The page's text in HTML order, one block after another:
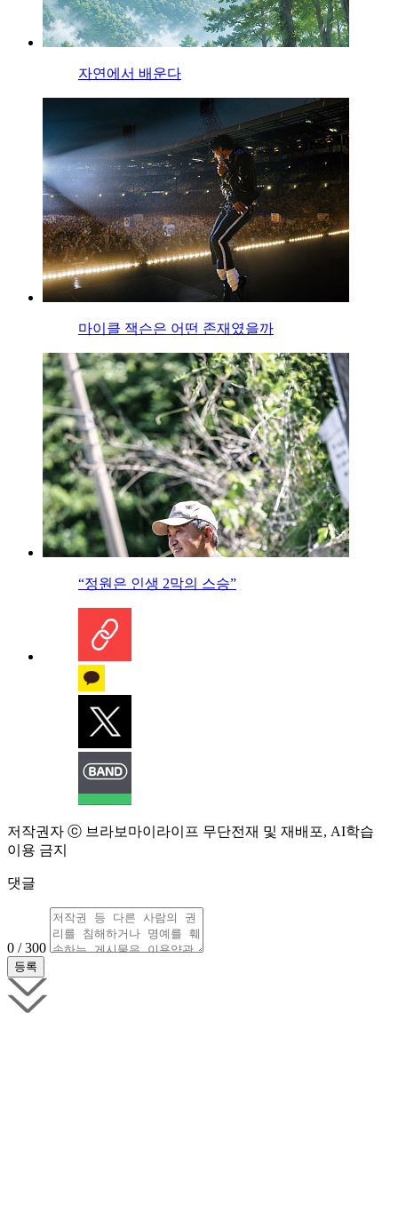
자연에서 배운다
마이클 잭슨은 어떤 존재였을까
“정원은 인생 2막의 스승”
저작권자 ⓒ 브라보마이라이프 무단전재 및 재배포, AI학습
이용 금지
댓글
0 / 300